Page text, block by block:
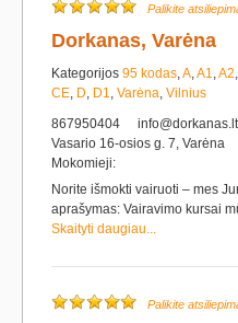
Palikite
Dorkanas, Varėna
Kategorijos 95 kodas,A,A1,A2,
CE, D, D1, Varėna, Vilnius
867950404
info@dorkanas.lt
Vasario 16-osios g. 7, Varėna
Mokomieji:
Norite išmokti vairuoti – mes
aprašymas: Vairavimo kursai
Skaityti daugiau...
Palikite